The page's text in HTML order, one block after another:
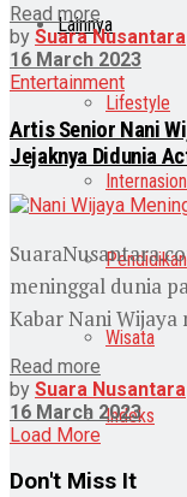
Lainnya
Lifestyle
Pendidikan
Wisata
Indeks
Read more
by Suara Nusantara
16 March 2023
Entertainment
Artis Senior Nani
Jejaknya Didunia
meninggal dunia
Kabar Nani Wijaya
Read more
by Suara Nusantara
16 March 2023
Load More
Don't Miss It